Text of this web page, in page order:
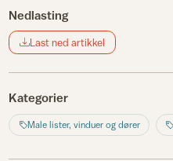
Nedlasting
Last ned artikkel
Kategorier
Male lister, vinduer og dører